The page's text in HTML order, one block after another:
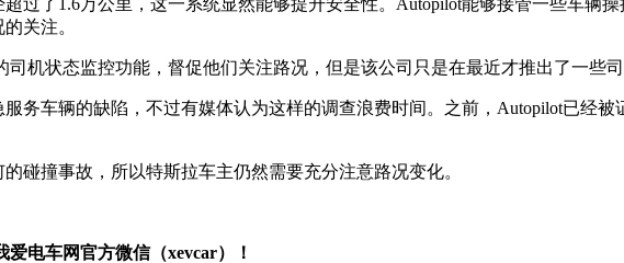
关注。
机状态监控功能，督促他们关注路况，但是该公司只是在最近才推出了一些司
务车辆的缺陷，不过有媒体认为这样的调查浪费时间。之前，Autopilot已经
碰撞事故，所以特斯拉车主仍然需要充分注意路况变化。
电车网官方微信（xevcar）！